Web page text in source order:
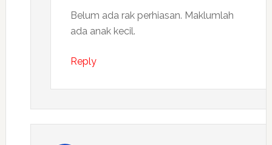
Belum ada rak perhiasan. Maklumlah
ada anak kecil.
Reply